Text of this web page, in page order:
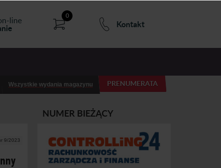
line 0
Kontakt
PRENUMERATA
Wszystkie wydania magazynu
9/2023
NUMER BIEŻĄCY